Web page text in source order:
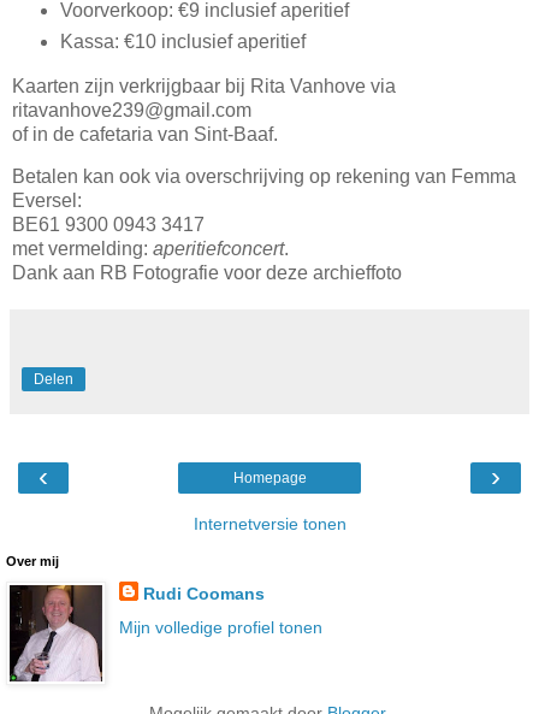
Voorverkoop: €9 inclusief aperitief
Kassa: €10 inclusief aperitief
Kaarten zijn verkrijgbaar bij Rita Vanhove via
ritavanhove239@gmail.com
of in de cafetaria van Sint-Baaf.
Betalen kan ook via overschrijving op rekening van Femma
Eversel:
BE61 9300 0943 3417
met vermelding: aperitiefconcert.
Dank aan RB Fotografie voor deze archieffoto
Delen
‹ ›
Homepage
Internetversie tonen
Over mij
Rudi Coomans
Mijn volledige profiel tonen